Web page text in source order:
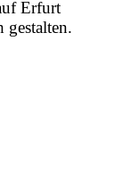
Erfurt
gestalten.